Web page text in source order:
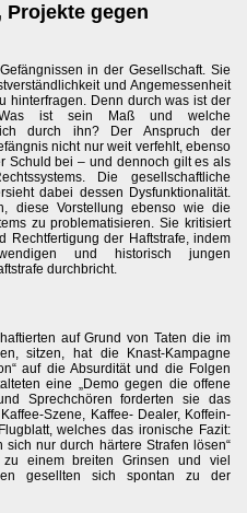
Projekte gegen
in der Gesellschaft. Sie
und Angemessenheit
hinterfragen. Denn durch was ist der
Was ist sein Maß und welche
durch ihn? Der Anspruch der
nicht nur weit verfehlt, ebenso
Schuld bei – und dennoch gilt es als
Die gesellschaftliche
dabei dessen Dysfunktionalität.
diese Vorstellung ebenso wie die
zu problematisieren. Sie kritisiert
Rechtfertigung der Haftstrafe, indem
und historisch jungen
durchbricht.
auf Grund von Taten die im
sitzen, hat die Knast-Kampagne
auf die Absurdität und die Folgen
eine „Demo gegen die offene
Sprechchören forderten sie das
Szene, Kaffee- Dealer, Koffein-
welches das ironische Fazit:
sich nur durch härtere Strafen lösen“
einem breiten Grinsen und viel
gesellten sich spontan zu der